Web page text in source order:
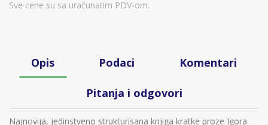
Sve cene su sa uračunatim PDV-om.
Opis Podaci Komentari
Pitanja i odgovori
Najnovija, jedinstveno strukturisana knjiga kratke proze Igora